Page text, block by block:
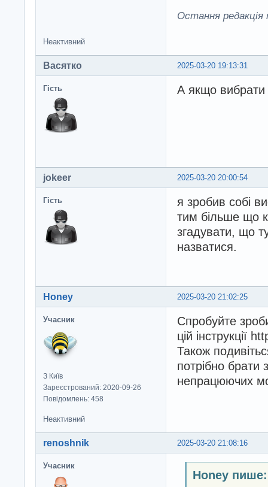
Остання редакція
Неактивний
2025-03-20 19:13:31
Васятко
Гість А якщо вибрати
2025-03-20 20:00:54
jokeer
Гість
я зробив собі
тим більше що
згадувати, що
назватися.
2025-03-20 21:02:25
Honey
Учасник
З Київ
Зареєстрований: 2020-09-26
Повідомлень: 458
Спробуйте
цій інструкції
Також
потрібно брати
непрацюючих
Неактивний
2025-03-20 21:08:16
renoshnik
Учасник
Honey пише: